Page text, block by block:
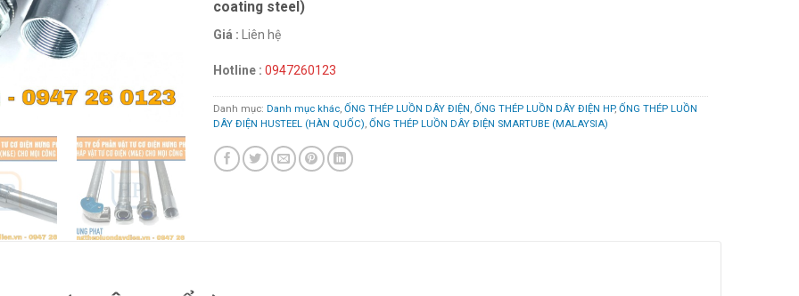
coating steel)
Giá : Liên hệ
Hotline : 0947260123
Danh mục: Danh mục khác, ỐNG THÉP LUỒN DÂY ĐIỆN, ỐNG THÉP LUỒN DÂY ĐIỆN HP, ỐNG THÉP LUỒN
DÂY ĐIỆN HUSTEEL (HÀN QUỐC), ỐNG THÉP LUỒN DÂY ĐIỆN SMARTUBE (MALAYSIA)